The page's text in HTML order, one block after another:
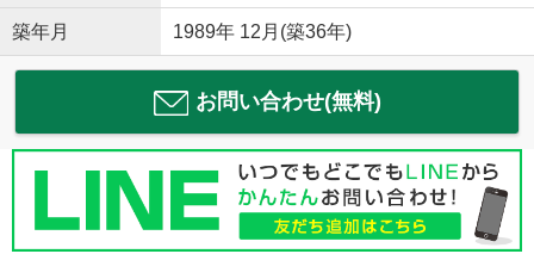
築年月 1989年 12月(築36年)
お問い合わせ(無料)